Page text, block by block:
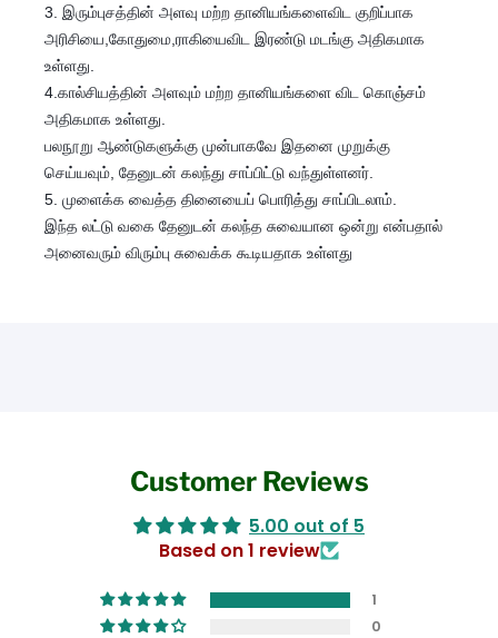
3. இரும்புசத்தின் அளவு மற்ற தானியங்களைவிட குறிப்பாக
அரிசியை,கோதுமை,ராகியைவிட இரண்டு மடங்கு அதிகமாக
உள்ளது.
4.கால்சியத்தின் அளவும் மற்ற தானியங்களை விட கொஞ்சம்
அதிகமாக உள்ளது.
பலநூறு ஆண்டுகளுக்கு முன்பாகவே இதனை முறுக்கு
செய்யவும், தேனுடன் கலந்து சாப்பிட்டு வந்துள்ளனர்.
5. முளைக்க வைத்த தினையைப் பொரித்து சாப்பிடலாம்.
இந்த லட்டு வகை தேனுடன் கலந்த சுவையான ஒன்று என்பதால்
அனைவரும் விரும்பு சுவைக்க கூடியதாக உள்ளது
Customer Reviews
5.00 out of 5
Based on 1 review
1
0